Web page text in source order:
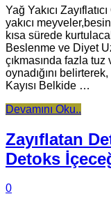
Yağ Yakıcı
yakıcı
kısa sürede
Beslenme ve Diyet
çıkmasında fazla
oynadığını
Kayısı Belkide …
Devamını Oku..
Zayıflatan
Detoks
0